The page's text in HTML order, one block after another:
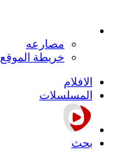
مصارعه
خريطة الموقع
الافلام
المسلسلات
بحث